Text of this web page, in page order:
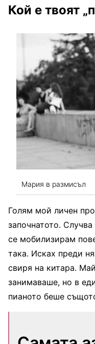
Кой е твоят
Мария в размисъл
Голям мой личен
започнатото.
се мобилизирам
така. Исках преди
свиря на китара.
занимаваше, но в
пианото беше